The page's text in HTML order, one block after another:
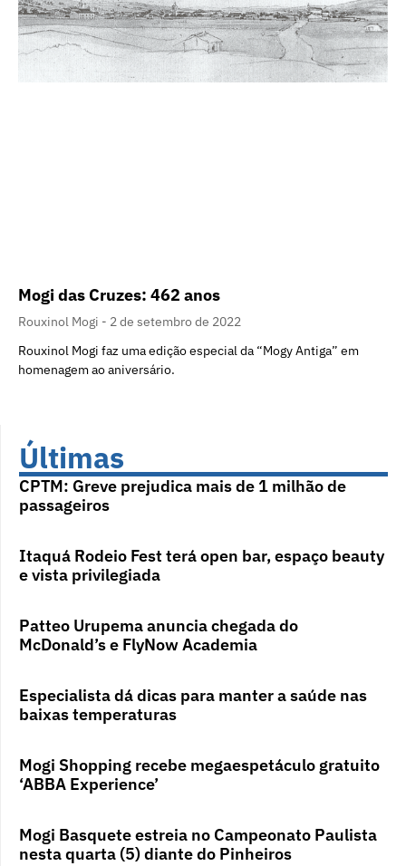
Mogi das Cruzes: 462 anos
Rouxinol Mogi
2 de setembro de 2022
Rouxinol Mogi faz uma edição especial da “Mogy Antiga” em
homenagem ao aniversário.
Últimas
CPTM: Greve prejudica mais de 1 milhão de
passageiros
Itaquá Rodeio Fest terá open bar, espaço beauty
e vista privilegiada
Patteo Urupema anuncia chegada do
McDonald’s e FlyNow Academia
Especialista dá dicas para manter a saúde nas
baixas temperaturas
Mogi Shopping recebe megaespetáculo gratuito
‘ABBA Experience’
Mogi Basquete estreia no Campeonato Paulista
nesta quarta (5) diante do Pinheiros